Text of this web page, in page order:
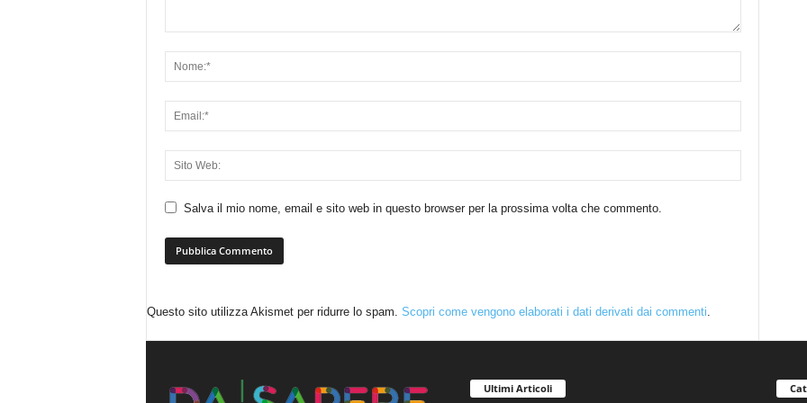
Salva il mio nome, email e sito web in questo browser per la prossima volta che commento.
Questo sito utilizza Akismet per ridurre lo spam. Scopri come vengono elaborati i dati derivati dai commenti.
Ultimi Articoli